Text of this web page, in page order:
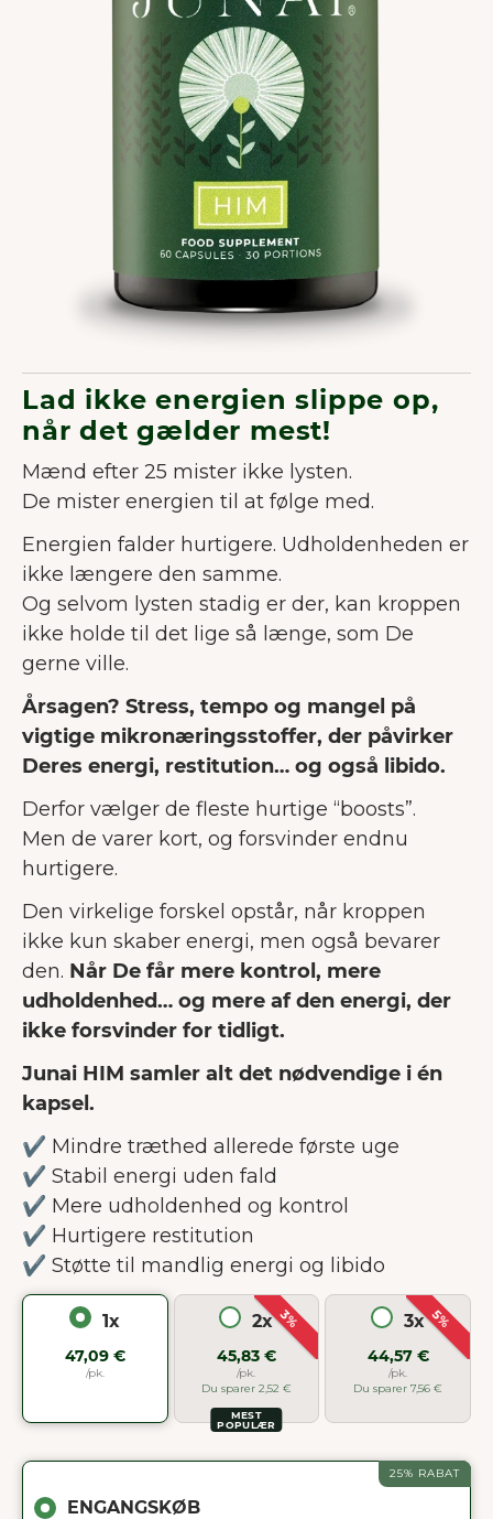
Lad ikke energien slippe op,
når det gælder mest!
Mænd efter 25 mister ikke lysten.
De mister energien til at følge med.
Energien falder hurtigere. Udholdenheden er
ikke længere den samme.
Og selvom lysten stadig er der, kan kroppen
ikke holde til det lige så længe, som De
gerne ville.
Årsagen? Stress, tempo og mangel på
vigtige mikronæringsstoffer, der påvirker
Deres energi, restitution… og også libido.
Derfor vælger de fleste hurtige “boosts”.
Men de varer kort, og forsvinder endnu
hurtigere.
Den virkelige forskel opstår, når kroppen
ikke kun skaber energi, men også bevarer
den. Når De får mere kontrol, mere
udholdenhed… og mere af den energi, der
ikke forsvinder for tidligt.
Junai HIM samler alt det nødvendige i én
kapsel.
✔ Mindre træthed allerede første uge
✔ Stabil energi uden fald
✔ Mere udholdenhed og kontrol
✔ Hurtigere restitution
✔ Støtte til mandlig energi og libido
1x
47,09 €
/pk.
3%
2x
45,83 €
/pk.
Du sparer 2,52 €
MEST
POPULÆR
5%
3x
44,57 €
/pk.
Du sparer 7,56 €
25% RABAT
ENGANGSKØB